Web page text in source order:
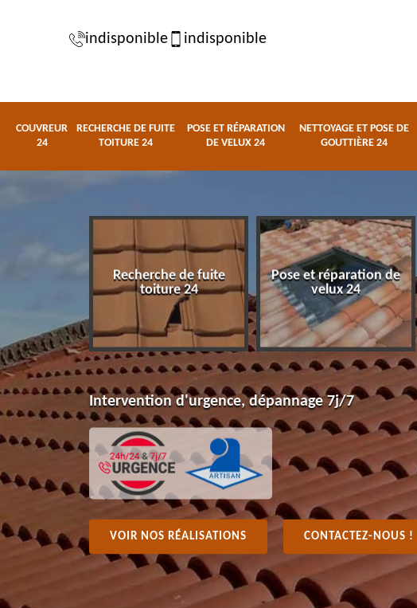
indisponible indisponible
COUVREUR
24
RECHERCHE DE FUITE
TOITURE 24
POSE ET RÉPARATION
DE VELUX 24
NETTOYAGE ET POSE DE
GOUTTIÈRE 24
Recherche de fuite
toiture 24
Pose et réparation de
velux 24
Intervention d'urgence, dépannage 7j/7
VOIR NOS RÉALISATIONS CONTACTEZ-NOUS !